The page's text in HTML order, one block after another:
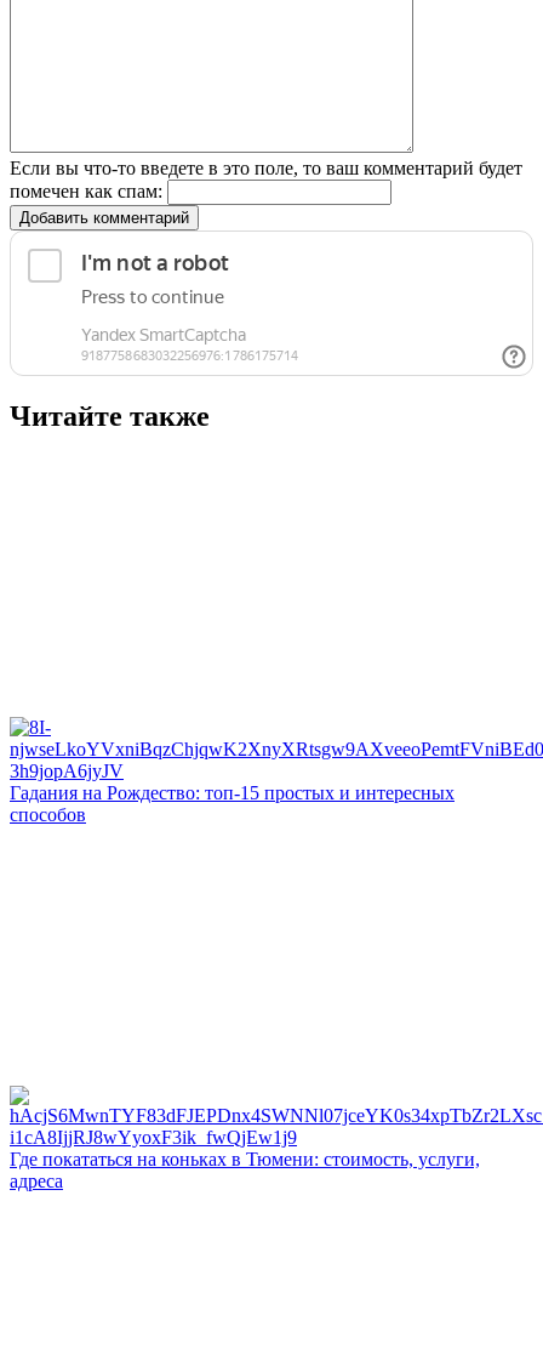
Если вы что-то введете в это поле, то ваш комментарий будет
помечен как спам:
Добавить комментарий
Читайте также
Гадания на Рождество: топ-15 простых и интересных
способов
Где покататься на коньках в Тюмени: стоимость, услуги,
адреса